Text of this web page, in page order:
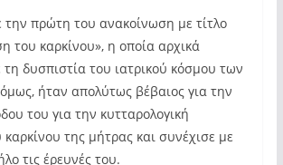
την πρώτη του ανακοίνωση με τίτλο
του καρκίνου», η οποία αρχικά
τη δυσπιστία του ιατρικού κόσμου των
ήταν απολύτως βέβαιος για την
του για την κυτταρολογική
της μήτρας και συνέχισε με
τις έρευνές του.